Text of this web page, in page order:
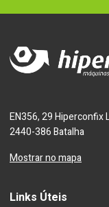
EN356, 29 Hiperconfix
2440-386 Batalha
Mostrar no mapa
Links Úteis